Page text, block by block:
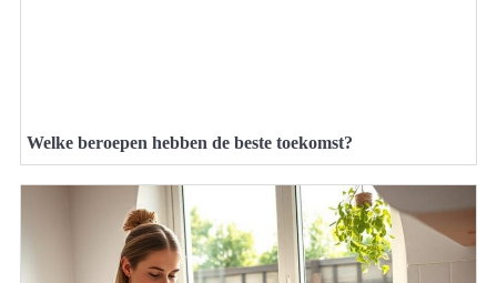
Welke beroepen hebben de beste toekomst?